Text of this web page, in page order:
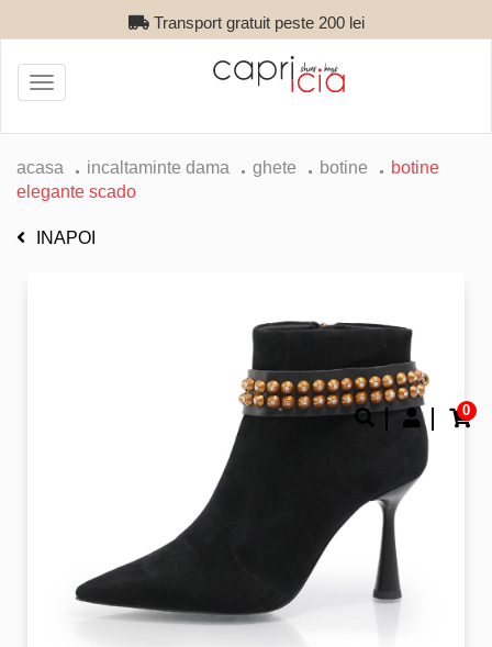
Transport gratuit peste 200 lei
0
Toggle
navigation
acasa incaltaminte dama ghete botine
botine
elegante scado
INAPOI